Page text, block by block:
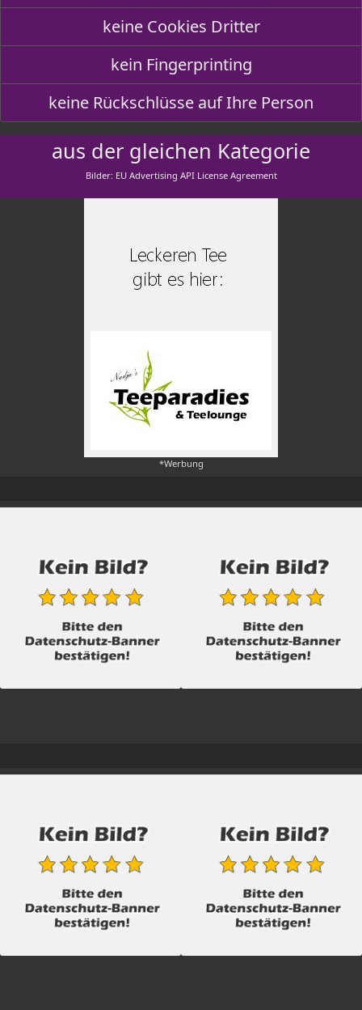
keine Cookies Dritter
kein Fingerprinting
keine Rückschlüsse auf Ihre Person
aus der gleichen Kategorie
Bilder: EU Advertising API License Agreement
*Werbung